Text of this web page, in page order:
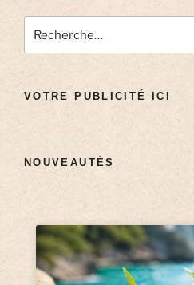
VOTRE PUBLICITÉ ICI
NOUVEAUTÉS